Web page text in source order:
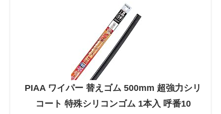
PIAA ワイパー 替えゴム 500mm 超強力シリ
コート 特殊シリコンゴム 1本入 呼番10